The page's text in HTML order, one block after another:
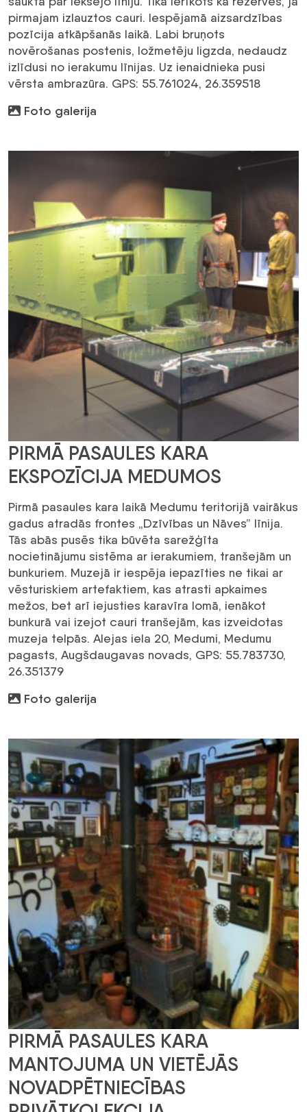
pirmajam izlauztos cauri. Iespējamā aizsardzības
pozīcija atkāpšanās laikā. Labi bruņots
novērošanas postenis, ložmetēju ligzda, nedaudz
izlīdusi no ierakumu līnijas. Uz ienaidnieka pusi
vērsta ambrazūra. GPS: 55.761024, 26.359518
Foto galerija
PIRMĀ PASAULES KARA
EKSPOZĪCIJA MEDUMOS
Pirmā pasaules kara laikā Medumu teritorijā vairākus
gadus atradās frontes „Dzīvības un Nāves” līnija.
Tās abās pusēs tika būvēta sarežģīta
nocietinājumu sistēma ar ierakumiem, tranšejām un
bunkuriem. Muzejā ir iespēja iepazīties ne tikai ar
vēsturiskiem artefaktiem, kas atrasti apkaimes
mežos, bet arī iejusties karavīra lomā, ienākot
bunkurā vai izejot cauri tranšejām, kas izveidotas
muzeja telpās. Alejas iela 20, Medumi, Medumu
pagasts, Augšdaugavas novads, GPS: 55.783730,
26.351379
Foto galerija
PIRMĀ PASAULES KARA
MANTOJUMA UN VIETĒJĀS
NOVADPĒTNIECĪBAS